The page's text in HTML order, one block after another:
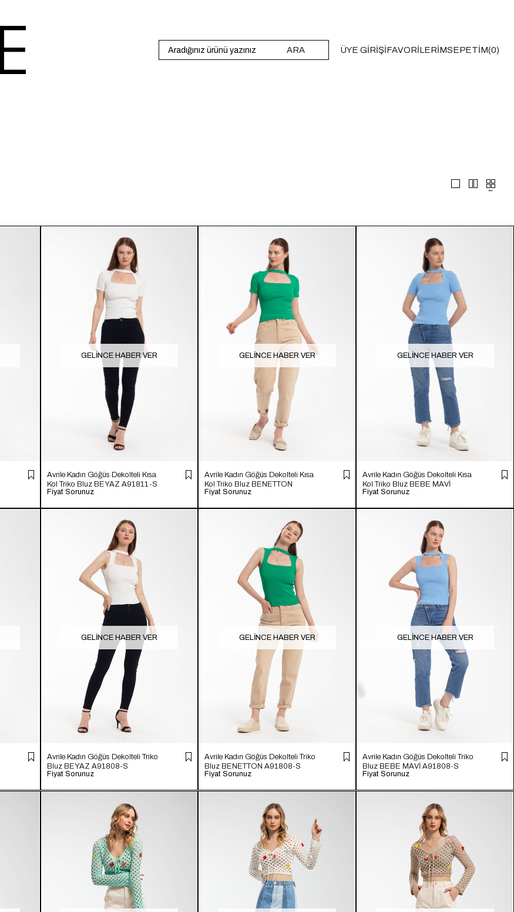
ARA ÜYE GIRIŞIFAVORILERIMSEPETIM 0
GELINCE HABER VER
Avrile Kadın Göğüs Dekolteli Kısa
Kol Triko Bluz BEYAZ A91811-S
Fiyat Sorunuz
GELINCE HABER VER
Avrile Kadın Göğüs Dekolteli Kısa
Kol Triko Bluz BENETTON
A91811-S
Fiyat Sorunuz
GELINCE HABER VER
Avrile Kadın Göğüs Dekolteli Kısa
Kol Triko Bluz BEBE MAVİ
A91811-S
Fiyat Sorunuz
GELINCE HABER VER
Avrile Kadın Göğüs Dekolteli Triko
Bluz BEYAZ A91808-S
Fiyat Sorunuz
GELINCE HABER VER
Avrile Kadın Göğüs Dekolteli Triko
Bluz BENETTON A91808-S
Fiyat Sorunuz
GELINCE HABER VER
Avrile Kadın Göğüs Dekolteli Triko
Bluz BEBE MAVİ A91808-S
Fiyat Sorunuz